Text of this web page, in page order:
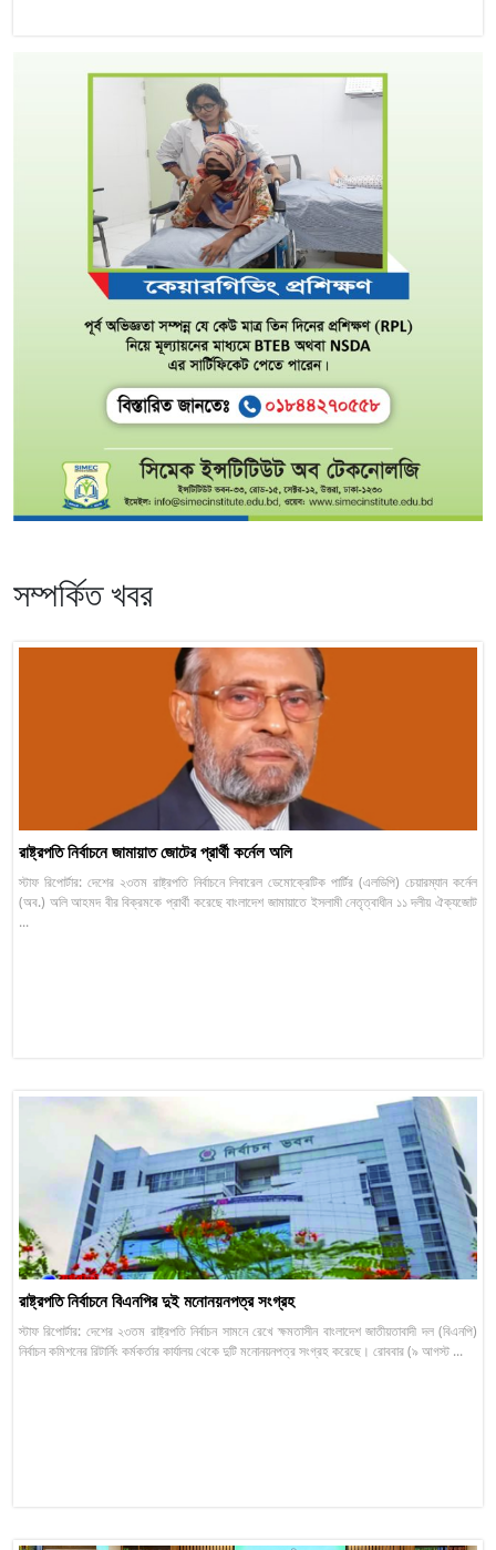
সম্পর্কিত খবর
রাষ্ট্রপতি নির্বাচনে জামায়াত জোটের প্রার্থী কর্নেল অলি
স্টাফ রিপোর্টার: দেশের ২৩তম রাষ্ট্রপতি নির্বাচনে লিবারেল ডেমোক্রেটিক পার্টির (এলডিপি) চেয়ারম্যান কর্নেল
(অব.) অলি আহমদ বীর বিক্রমকে প্রার্থী করেছে বাংলাদেশ জামায়াতে ইসলামী নেতৃত্বাধীন ১১ দলীয় ঐক্যজোট
...
রাষ্ট্রপতি নির্বাচনে বিএনপির দুই মনোনয়নপত্র সংগ্রহ
স্টাফ রিপোর্টার: দেশের ২৩তম রাষ্ট্রপতি নির্বাচন সামনে রেখে ক্ষমতাসীন বাংলাদেশ জাতীয়তাবাদী দল (বিএনপি)
নির্বাচন কমিশনের রিটার্নিং কর্মকর্তার কার্যালয় থেকে দুটি মনোনয়নপত্র সংগ্রহ করেছে। রোববার (৯ আগস্ট ...